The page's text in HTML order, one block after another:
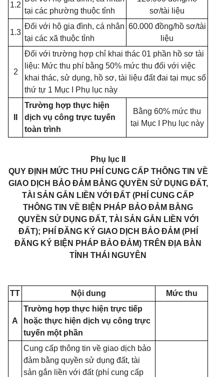
1.2
tại các phường thuộc tỉnh
sơ/tài liệu
1.3
Đối với hộ gia đình, cá nhân
tại các xã thuộc tỉnh
60.000 đồng/hồ sơ/tài
liệu
2
Đối với trường hợp chỉ khai thác 01 phần hồ sơ tài
liệu: Mức thu phí bằng 50% mức thu đối với việc
khai thác, sử dụng, hồ sơ, tài liệu đất đai tại mục số
thứ tự 1 Mục I Phụ lục này
Trường hợp thực hiện
dịch vụ công trực tuyến
toàn trình
Bằng 60% mức thu
tại Mục I Phụ lục này
Phụ lục II
QUY ĐỊNH MỨC THU PHÍ CUNG CẤP THÔNG TIN VỀ
GIAO DỊCH BẢO ĐẢM BẰNG QUYỀN SỬ DỤNG ĐẤT,
TÀI SẢN GẮN LIỀN VỚI ĐẤT (PHÍ CUNG CẤP
THÔNG TIN VỀ BIỆN PHÁP BẢO ĐẢM BẰNG
QUYỀN SỬ DỤNG ĐẤT, TÀI SẢN GẮN LIỀN VỚI
ĐẤT); PHÍ ĐĂNG KÝ GIAO DỊCH BẢO ĐẢM (PHÍ
ĐĂNG KÝ BIỆN PHÁP BẢO ĐẢM) TRÊN ĐỊA BÀN
TỈNH THÁI NGUYÊN
TT Nội dung Mức thu
A
Trường hợp thực hiện trực tiếp
hoặc thực hiện dịch vụ công trực
tuyến một phần
Cung cấp thông tin về giao dịch bảo
đảm bằng quyền sử dụng đất, tài
sản gắn liền với đất (phí cung cấp